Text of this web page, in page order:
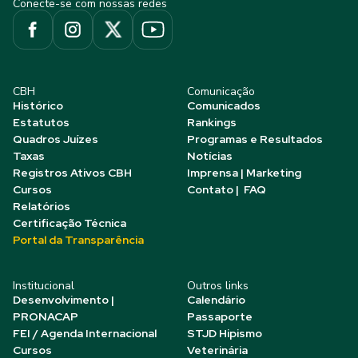
Conecte-se com nossas redes
CBH
Histórico
Estatutos
Quadros Juízes
Taxas
Registros Ativos CBH
Cursos
Relatórios
Certificação Técnica
Portal da Transparência
Comunicação
Comunicados
Rankings
Programas e Resultados
Notícias
Imprensa | Marketing
Contato | FAQ
Institucional
Desenvolvimento |
PRONACAP
FEI / Agenda Internacional
Cursos
Outros links
Calendário
Passaporte
STJD Hipismo
Veterinária